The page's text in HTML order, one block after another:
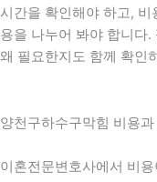
시간을 확인해야 하고,
용을 나누어 봐야 합니다
왜 필요한지도 함께 확인
양천구하수구막힘 비용
이혼전문변호사에서 비